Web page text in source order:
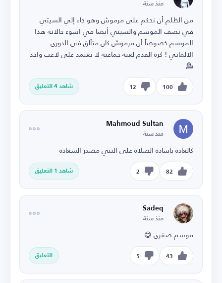
منذ سنة
من الظلم أن نحكم على مرموش وهو جاء إلي السيتي
في نصف الموسم والسيتي أيضا في اسوء حالاته هذا
الموسم خصوصاً أن مرموش كان متألق في الدوري
الالماني ! ‏كرة القدم لعبة جماعية لا تعتمد على لاعب واحد
💁
100
12 شاهد 4 التعليق
Mahmoud Sultan
منذ سنة
كالعاده ياسادة الصلاة على النبي مصدر السعاده
82
2 شاهد 1 التعليق
Sadeq
منذ سنة
موسم صفري 😅
43
5 التعليق